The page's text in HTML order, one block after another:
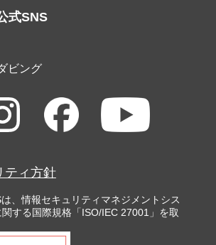
式SNS
ビング
ティ方針
、情報セキュリティマネジメントシス
する国際規格「ISO/IEC 27001」を取